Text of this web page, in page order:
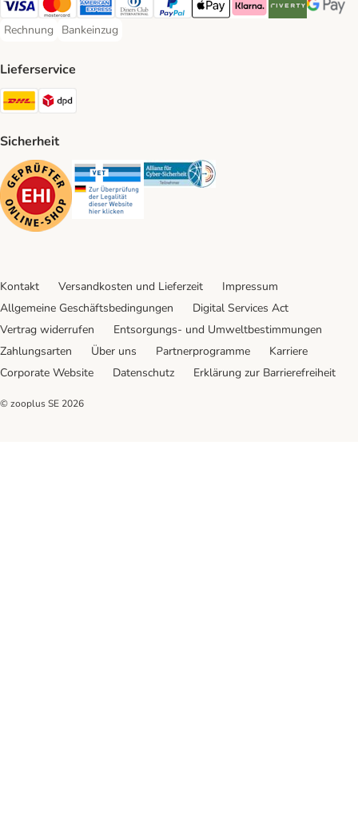
Visa Payment Method
Mastercard Payment Method
American Express Payment Method
Diners Club Payment Method
PayPal Payment Method
Apple Pay Payment Method
Klarna Payment Method
Riverty Payment
Google
Rechnung
Rechnung Payment Method
Bankeinzug
Bankeinzug Payment Method
Lieferservice
DHL Shipping Method
Sicherheit
Security Security Security
Kontakt Versandkosten und Lieferzeit
Impressum
Allgemeine Geschäftsbedingungen
Digital Services Act
Vertrag widerrufen
Entsorgungs- und Umweltbestimmungen
Zahlungsarten
Über uns Partnerprogramme
Karriere
Corporate Website
Datenschutz Erklärung zur Barrierefreiheit
© zooplus SE 2026